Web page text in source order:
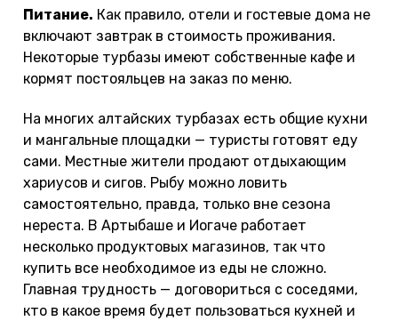
Питание. Как правило, отели и гостевые дома не
включают завтрак в стоимость проживания.
Некоторые турбазы имеют собственные кафе и
кормят постояльцев на заказ по меню.
На многих алтайских турбазах есть общие кухни
и мангальные площадки — туристы готовят еду
сами. Местные жители продают отдыхающим
хариусов и сигов. Рыбу можно ловить
самостоятельно, правда, только вне сезона
нереста. В Артыбаше и Иогаче работает
несколько продуктовых магазинов, так что
купить все необходимое из еды не сложно.
Главная трудность — договориться с соседями,
кто в какое время будет пользоваться кухней и